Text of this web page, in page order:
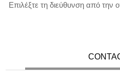
Επιλέξτε τη διεύθυνση από την